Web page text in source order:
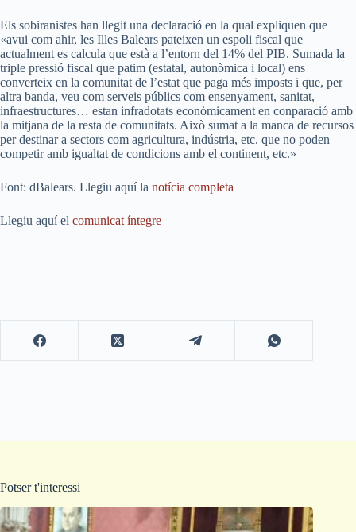
Els sobiranistes han llegit una declaració en la qual expliquen que
«avui com ahir, les Illes Balears pateixen un espoli fiscal que
actualment es calcula que està a l’entorn del 14% del PIB. Sumada la
triple pressió fiscal que patim (estatal, autonòmica i local) ens
converteix en la comunitat de l’estat que paga més imposts i que, per
altra banda, veu com serveis públics com ensenyament, sanitat,
infraestructures… estan infradotats econòmicament en conparació amb
la mitjana de la resta de comunitats. Això sumat a la manca de recursos
per destinar a sectors com agricultura, indústria, etc. que no poden
competir amb igualtat de condicions amb el continent, etc.»
Font: dBalears. Llegiu aquí la notícia completa
Llegiu aquí el comunicat íntegre
Potser t'interessi